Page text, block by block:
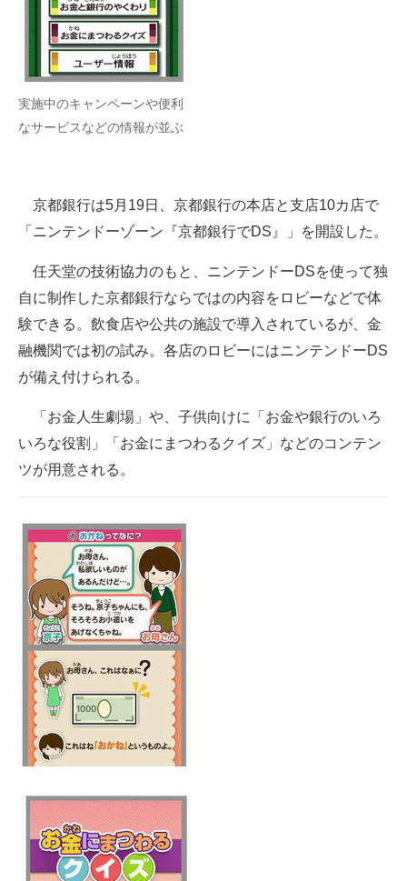
マーケ×ITの今がよく分かる
ITエンジニア向け専門サイト
企業向けIT製品の総合サイト
製造業のIT導入・活用を支援
モノづくり技術者専門サイト
エレクトロニクス専門サイト
電子設計の基本と応用
エネルギーの専門メディア
実施中のキャンペーンや便利
なサービスなどの情報が並ぶ
京都銀行は5月19日、京都銀行の本店と支店10カ店で
「ニンテンドーゾーン『京都銀行でDS』」を開設した。
任天堂の技術協力のもと、ニンテンドーDSを使って独
自に制作した京都銀行ならではの内容をロビーなどで体
験できる。飲食店や公共の施設で導入されているが、金
融機関では初の試み。各店のロビーにはニンテンドーDS
が備え付けられる。
「お金人生劇場」や、子供向けに「お金や銀行のいろ
いろな役割」「お金にまつわるクイズ」などのコンテン
ツが用意される。